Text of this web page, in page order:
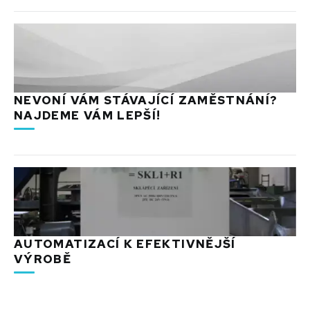
NEVONÍ VÁM STÁVAJÍCÍ ZAMĚSTNÁNÍ?
NAJDEME VÁM LEPŠÍ!
AUTOMATIZACÍ K EFEKTIVNĚJŠÍ
VÝROBĚ